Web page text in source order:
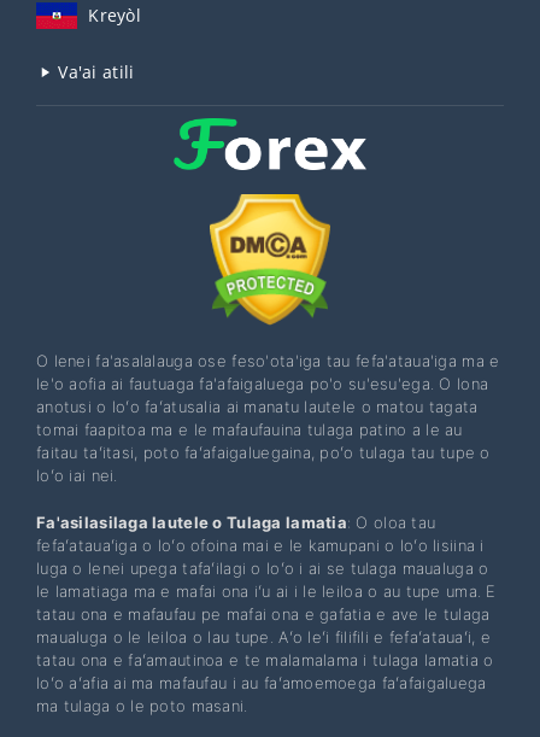
Kreyòl
Va'ai atili
O lenei fa'asalalauga ose feso'ota'iga tau fefa'ataua'iga ma e
le'o aofia ai fautuaga fa'afaigaluega po'o su'esu'ega. O lona
anotusi o loʻo faʻatusalia ai manatu lautele o matou tagata
tomai faapitoa ma e le mafaufauina tulaga patino a le au
faitau taʻitasi, poto faʻafaigaluegaina, poʻo tulaga tau tupe o
loʻo iai nei.
Fa'asilasilaga lautele o Tulaga lamatia: O oloa tau
fefaʻatauaʻiga o loʻo ofoina mai e le kamupani o loʻo lisiina i
luga o lenei upega tafaʻilagi o loʻo i ai se tulaga maualuga o
le lamatiaga ma e mafai ona iʻu ai i le leiloa o au tupe uma. E
tatau ona e mafaufau pe mafai ona e gafatia e ave le tulaga
maualuga o le leiloa o lau tupe. Aʻo leʻi filifili e fefaʻatauaʻi, e
tatau ona e faʻamautinoa e te malamalama i tulaga lamatia o
loʻo aʻafia ai ma mafaufau i au faʻamoemoega faʻafaigaluega
ma tulaga o le poto masani.